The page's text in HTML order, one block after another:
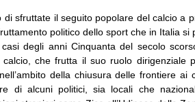
sfruttate il seguito popolare del calcio a
politico dello sport che in Italia si
degli anni Cinquanta del secolo
che frutta il suo ruolo dirigenziale
della chiusura delle frontiere ai
di alcuni politici, sia locali che